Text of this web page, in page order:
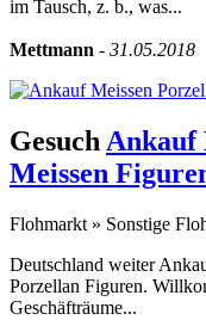
im Tausch, z. b., was...
Mettmann - 31.05.2018
Gesuch Ankauf
Meissen
Flohmarkt » Sonstige
Deutschland weiter
Porzellan Figuren.
Geschäfträume...